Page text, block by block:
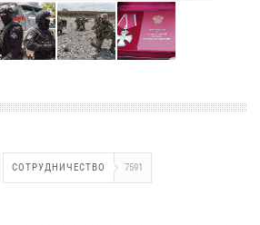
СОТРУДНИЧЕСТВО 7591